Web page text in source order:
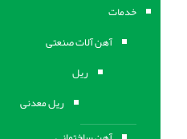
خدمات
آهن آلات صنعتی
ریل
ریل معدنی